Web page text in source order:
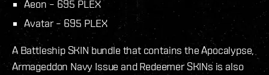
Aeon – 695 PLEX
Avatar – 695 PLEX
A Battleship SKIN bundle that contains the Apocalypse,
Armageddon Navy Issue and Redeemer SKINs is also